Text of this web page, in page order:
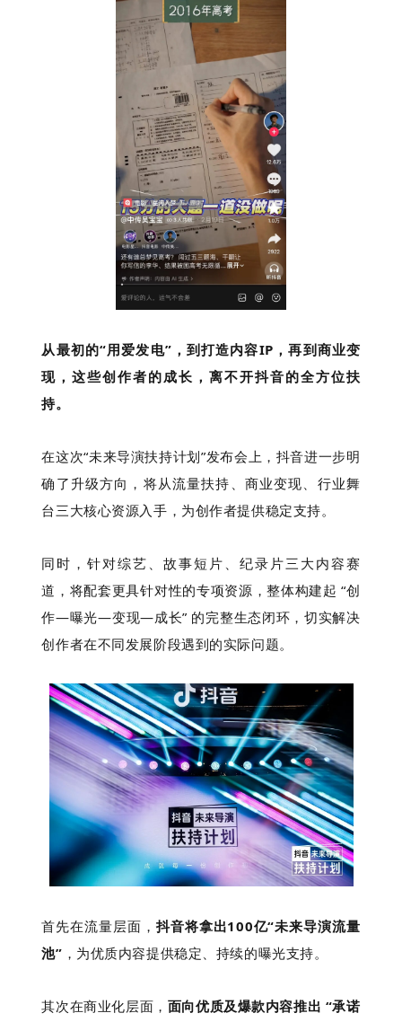
从最初的“用爱发电”，到打造内容IP，再到商业变
现，这些创作者的成长，离不开抖音的全方位扶
持。
在这次“未来导演扶持计划”发布会上，抖音进一步明
确了升级方向，将从流量扶持、商业变现、行业舞
台三大核心资源入手，为创作者提供稳定支持。
同时，针对综艺、故事短片、纪录片三大内容赛
道，将配套更具针对性的专项资源，整体构建起 “创
作—曝光—变现—成长” 的完整生态闭环，切实解决
创作者在不同发展阶段遇到的实际问题。
首先在流量层面， 抖音将拿出100亿“未来导演流量
池” ，为优质内容提供稳定、持续的曝光支持。
其次在商业化层面， 面向优质及爆款内容推出 “承诺